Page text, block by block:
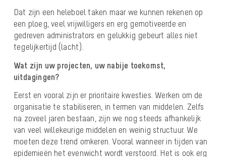
Dat zijn een heleboel taken maar we kunnen rekenen op
een ploeg, veel vrijwilligers en erg gemotiveerde en
gedreven administrators en gelukkig gebeurt alles niet
tegelijkertijd (lacht).
Wat zijn uw projecten, uw nabije toekomst,
uitdagingen?
Eerst en vooral zijn er prioritaire kwesties. Werken om de
organisatie te stabiliseren, in termen van middelen. Zelfs
na zoveel jaren bestaan, zijn we nog steeds afhankelijk
van veel willekeurige middelen en weinig structuur. We
moeten deze trend omkeren. Vooral wanneer in tijden van
epidemieën het evenwicht wordt verstoord. Het is ook erg